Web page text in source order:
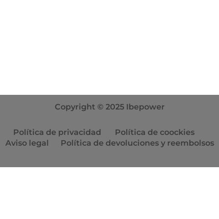
Copyright © 2025 Ibepower
Política de privacidad
Política de coockies
Aviso legal
Política de devoluciones y reembolsos